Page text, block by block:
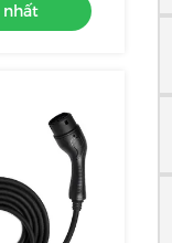
nhất